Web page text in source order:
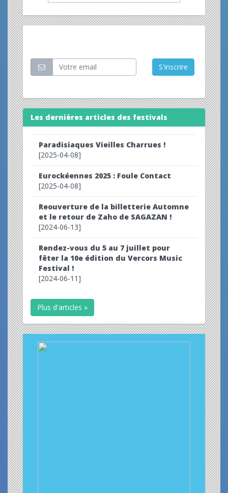
S'inscrire
Les dernières articles des festivals
Paradisiaques Vieilles Charrues !
[2025-04-08]
Eurockéennes 2025 : Foule Contact
[2025-04-08]
Reouverture de la billetterie Automne
et le retour de Zaho de SAGAZAN !
[2024-06-13]
Rendez-vous du 5 au 7 juillet pour
fêter la 10e édition du Vercors Music
Festival !
[2024-06-11]
Plus d'articles »